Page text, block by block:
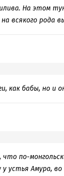
На этом
на всякого рода
как бабы, но и
что по-
у устья Амура,